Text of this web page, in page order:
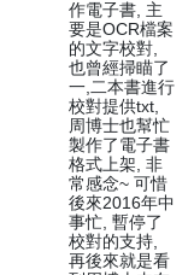
作電子書, 主
要是OCR檔案
的文字校對,
也曾經掃瞄了
一,二本書進行
校對提供txt,
周博士也幫忙
製作了電子書
格式上架, 非
常感念~ 可惜
後來2016年中
事忙, 暫停了
校對的支持,
再後來就是看